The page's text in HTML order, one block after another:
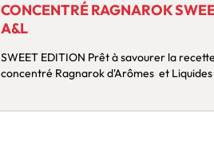
CONCENTRÉ RAGNAROK
A&L
SWEET EDITION Prêt à savourer la recette iconique signée Ultimate ? Le nouveau
concentré Ragnarok d'Arômes et